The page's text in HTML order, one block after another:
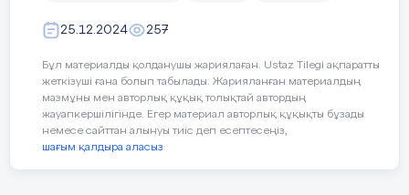
тәрбиелейді. Мысалы, Индустриялық
орнына, оқушылар оның қоғамға,
технологияға және мәдениетке әсерін
көрсететін виртуалды мұражай көрмесін
жасай алады. Бұл әдіс тарихи білімді
өмірмен байланыстырады. Топта жұмыс
істеу арқылы оқушылар белгілі бір
25.12.2024 257
Бұл материалды қолданушы жариялаған. Ustaz Tilegi ақпаратты
жеткізуші ғана болып табылады. Жарияланған материалдың
мазмұны мен авторлық құқық толықтай автордың
жауапкершілігінде. Егер материал авторлық құқықты бұзады
немесе сайттан алынуы тиіс деп есептесеңіз,
шағым қалдыра аласыз